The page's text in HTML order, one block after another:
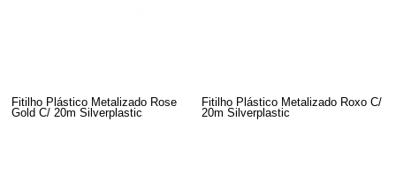
Fitilho Plástico Metalizado Rose
Gold C/ 20m Silverplastic
Fitilho Plástico Metalizado Roxo C/
20m Silverplastic